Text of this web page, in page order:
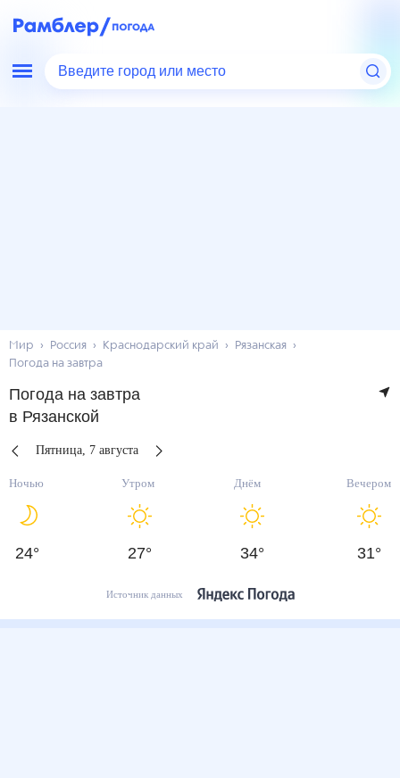
Введите город или место
Мир Россия Краснодарский край
Рязанская
Погода на завтра
Погода на завтра
в Рязанской
Пятница 7 августа
Ночью
24°
Утром
27°
Днём
34°
Вечером
31°
Источник данных